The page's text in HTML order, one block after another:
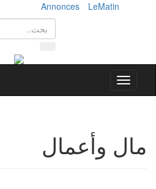
LeMatin
Annonces
Toggle
navigation
مال وأعمال